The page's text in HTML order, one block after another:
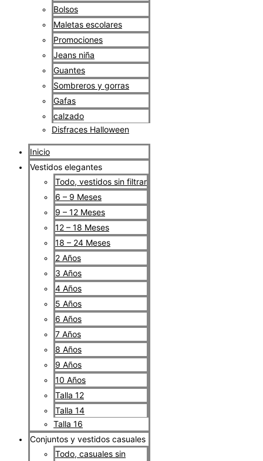
Bolsos
Maletas escolares
Promociones
Jeans niña
Guantes
Sombreros y gorras
Gafas
calzado
Disfraces Halloween
Inicio
Vestidos elegantes
Todo, vestidos sin filtrar
6 – 9 Meses
9 – 12 Meses
12 – 18 Meses
18 – 24 Meses
2 Años
3 Años
4 Años
5 Años
6 Años
7 Años
8 Años
9 Años
10 Años
Talla 12
Talla 14
Talla 16
Conjuntos y vestidos casuales
Todo, casuales sin